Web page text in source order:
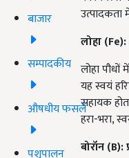
बाजार
सम्पादकीय
औषधीय फसलें
पशुपालन
उत्पादकता
लोहा (Fe):
लोहा
यह स्वयं
सहायक
हरा-भरा,
बोरॉन (B):